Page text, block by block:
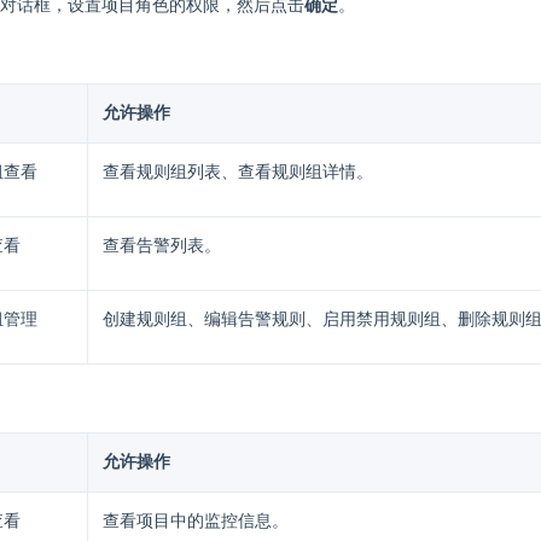
对话框，设置项目角色的权限，然后点击确定。
允许操作
查看 查看规则组列表、查看规则组详情。
看 查看告警列表。
理 创建规则组、编辑告警规则、启用禁用规则组、删除规则
允许操作
看 查看项目中的监控信息。